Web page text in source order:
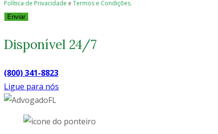
Política de Privacidade e Termos e Condições.
Enviar
Disponível 24/7
(800) 341-8823
Ligue para nós